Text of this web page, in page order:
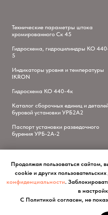
Продолжая пользоваться сайтом,
cookie и других
конфиденциальности.
в
С Политикой согласен, не
Технические параметры штока
хромированного Ск 45
Гидросхема, гидроцилиндры КО
5
Индикаторы уровня и температуры
IKRON
Гидросхема КО 440-4к
Каталог сборочных единиц и
буровой установки УРБ2А2
Паспорт установки разведочного
бурения УРБ-2А-2